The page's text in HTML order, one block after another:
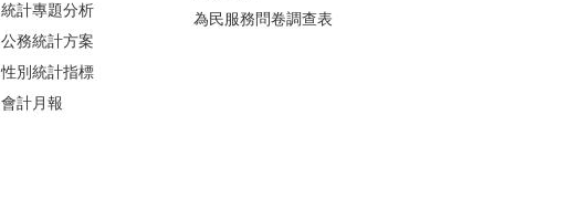
統計專題分析
公務統計方案
性別統計指標
會計月報
為民服務問卷調查表